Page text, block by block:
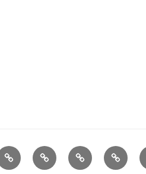
FAQ Рукоделие
А
еще
Мы